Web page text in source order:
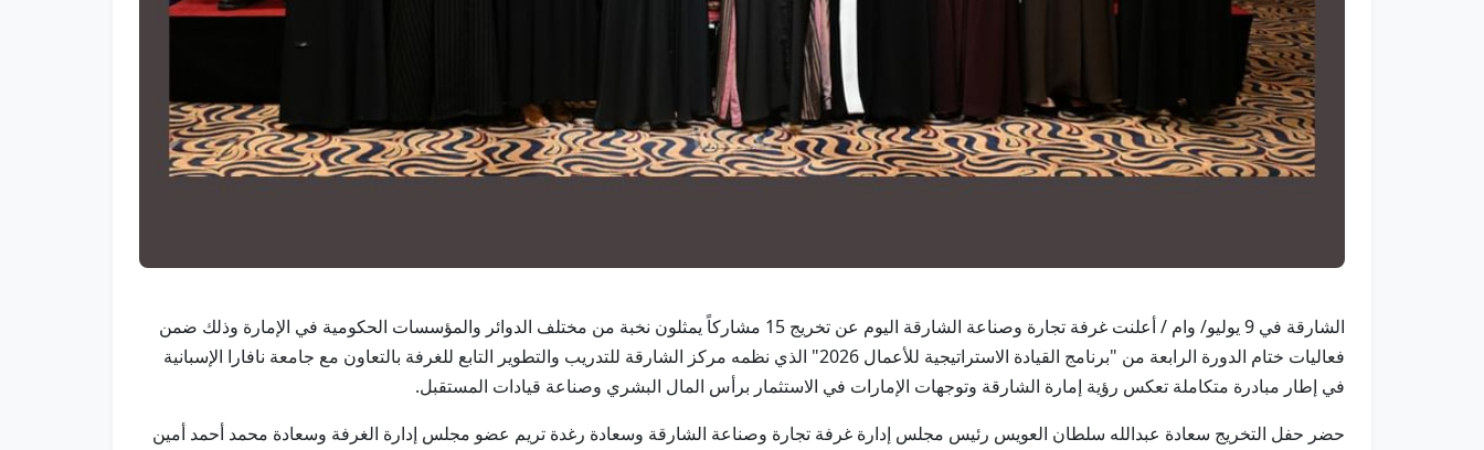
الشارقة في 9 يوليو/ وام / أعلنت غرفة تجارة وصناعة الشارقة اليوم عن تخريج 15 مشاركاً يمثلون نخبة من مختلف الدوائر والمؤسسات الحكومية في الإمارة وذلك ضمن
فعاليات ختام الدورة الرابعة من "برنامج القيادة الاستراتيجية للأعمال 2026" الذي نظمه مركز الشارقة للتدريب والتطوير التابع للغرفة بالتعاون مع جامعة نافارا الإسبانية
في إطار مبادرة متكاملة تعكس رؤية إمارة الشارقة وتوجهات الإمارات في الاستثمار برأس المال البشري وصناعة قيادات المستقبل.
حضر حفل التخريج سعادة عبدالله سلطان العويس رئيس مجلس إدارة غرفة تجارة وصناعة الشارقة وسعادة رغدة تريم عضو مجلس إدارة الغرفة وسعادة محمد أحمد أمين